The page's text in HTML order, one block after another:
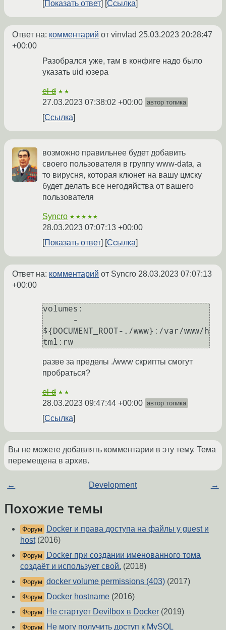
Показать ответ
Ссылка
Ответ на: комментарий от vinvlad 25.03.2023 20:28:47
+00:00
Разобрался уже, там в конфиге надо было
указать uid юзера
el-d ★★
27.03.2023 07:38:02 +00:00 автор топика
Ссылка
возможно правильнее будет добавить
своего пользователя в группу www-data, а
то вирусня, которая клюнет на вашу цмску
будет делать все негодяйства от вашего
пользователя
Syncro ★★★★★
28.03.2023 07:07:13 +00:00
Показать ответ
Ссылка
Ответ на: комментарий от Syncro 28.03.2023 07:07:13
+00:00
volumes:
${DOCUMENT_ROOT-./www}:/var/www/h
разве за пределы ./www скрипты смогут
пробраться?
el-d ★★
28.03.2023 09:47:44 +00:00 автор топика
Ссылка
Вы не можете добавлять комментарии в эту тему. Тема
перемещена в архив.
← Development →
Похожие темы
Форум
Docker и права доступа на файлы у guest и
host(2016)
Форум
Docker при создании именованного тома
создаёт и использует свой. (2018)
Форум docker volume permissions (403) (2017)
Форум Docker hostname (2016)
Форум Не стартует Devilbox в Docker (2019)
Форум Не могу получить доступ к MySQL